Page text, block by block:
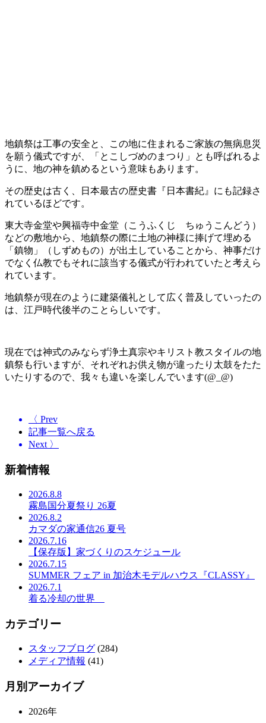
地鎮祭は工事の安全と、この地に住まれるご家族の無病息災
を願う儀式ですが、「とこしづめのまつり」とも呼ばれるよ
うに、地の神を鎮めるという意味もあります。
その歴史は古く、日本最古の歴史書『日本書紀』にも記録さ
れているほどです。
東大寺金堂や興福寺中金堂（こうふくじ ちゅうこんどう）
などの敷地から、地鎮祭の際に土地の神様に捧げて埋める
「鎮物」（しずめもの）が出土していることから、神事だけ
でなく仏教でもそれに該当する儀式が行われていたと考えら
れています。
地鎮祭が現在のように建築儀礼として広く普及していったの
は、江戸時代後半のことらしいです。
現在では神式のみならず浄土真宗やキリスト教スタイルの地
鎮祭も行いますが、それぞれお供え物が違ったり太鼓をたた
いたりするので、我々も違いを楽しんでいます(@_@)
〈 Prev
記事一覧へ戻る
Next 〉
新着情報
2026.8.8
霧島国分夏祭り 26夏
2026.8.2
カマダの家通信26 夏号
2026.7.16
【保存版】家づくりのスケジュール
2026.7.15
SUMMER フェア in 加治木モデルハウス『CLASSY』
2026.7.1
着る冷却の世界
カテゴリー
スタッフブログ (284)
メディア情報 (41)
月別アーカイブ
2026年